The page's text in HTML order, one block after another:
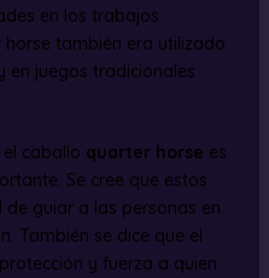
en los trabajos
también era utilizado
en juegos tradicionales
caballo quarter horse es
Se cree que estos
guiar a las personas en
También se dice que el
y fuerza a quien